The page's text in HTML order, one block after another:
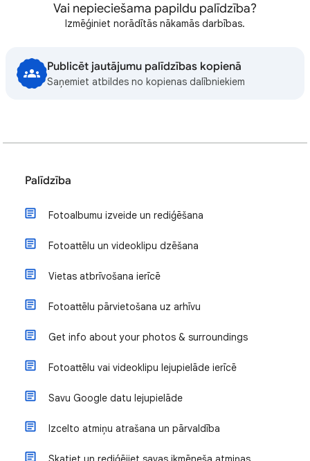
Vai nepieciešama papildu palīdzība?
Izmēģiniet norādītās nākamās darbības.
Publicēt jautājumu palīdzības kopienā
Saņemiet atbildes no kopienas dalībniekiem
Palīdzība
Fotoalbumu izveide un rediģēšana
Fotoattēlu un videoklipu dzēšana
Vietas atbrīvošana ierīcē
Fotoattēlu pārvietošana uz arhīvu
Get info about your photos & surroundings
Fotoattēlu vai videoklipu lejupielāde ierīcē
Savu Google datu lejupielāde
Izcelto atmiņu atrašana un pārvaldība